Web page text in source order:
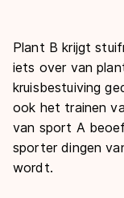
Plant B krijgt
iets over van
kruisbestuiving
ook het trainen
van sport A
sporter dingen
wordt.